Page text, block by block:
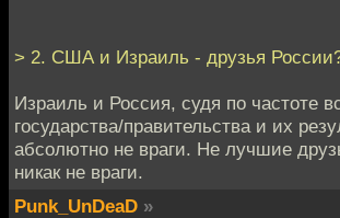
> 2. США и Израиль - друзья
Израиль и Россия, судя по частоте
государства/правительства и их
абсолютно не враги. Не лучшие
никак не враги.
Punk_UnDeaD »